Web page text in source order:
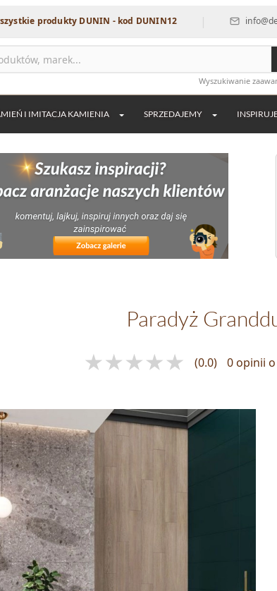
DUNIN - kod DUNIN12 | info@dekordia.pl
Wyszukiwanie
I IMITACJA KAMIENIA SPRZEDAJEMY
Paradyż
(0.0) 0 opinii